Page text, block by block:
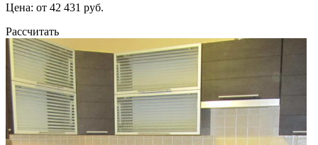
Цена: от 42 431 руб.
Рассчитать